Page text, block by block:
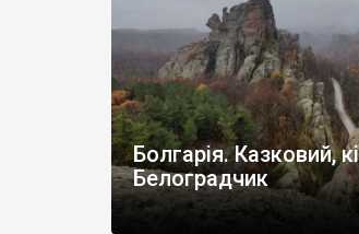
Болгарія. Казковий,
Белоградчик